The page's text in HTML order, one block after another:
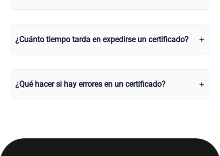
¿Cuánto tiempo tarda en expedirse un certificado?
¿Qué hacer si hay errores en un certificado?